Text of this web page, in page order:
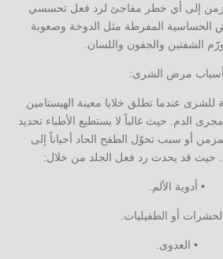
إلى أي خطر مفاجئ لرد فعل تحسسي
الحساسية المفرطة مثل الدوخة وصعوبة
الشفتين والجفون واللسان.
أسباب مرض الشرى:
عندما تطلق خلايا معينة الهيستامين
الدم. حيث غالباً لا يستطيع الأطباء تحديد
أو سبب تحوّل الطفح الحاد أحياناً إلى
حيث قد يحدث رد فعل الجلد من خلال:
• أدوية الألم.
أو الطفيليات.
• العدوى.